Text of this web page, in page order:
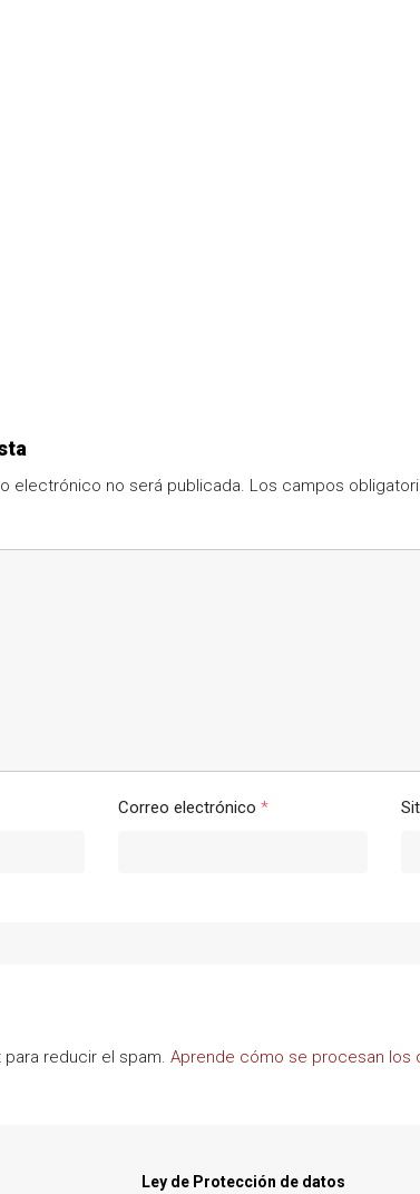
electrónico no será publicada. Los campos
Correo electrónico *
reducir el spam. Aprende cómo se procesan los
Ley de Protección de datos